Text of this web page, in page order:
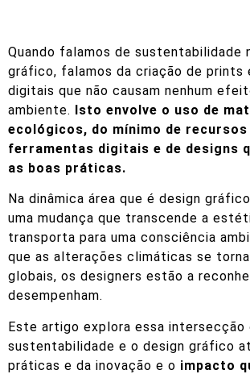
Quando falamos de sustentabilidade
gráfico, falamos da criação de prints
digitais que não causam nenhum
ambiente. Isto envolve o uso de
ecológicos, do mínimo de recursos
ferramentas digitais e de designs
as boas práticas.
Na dinâmica área que é design
uma mudança que transcende a
transporta para uma consciência
que as alterações climáticas se
globais, os designers estão a
desempenham.
Este artigo explora essa intersecção
sustentabilidade e o design gráfico
práticas e da inovação e o impacto